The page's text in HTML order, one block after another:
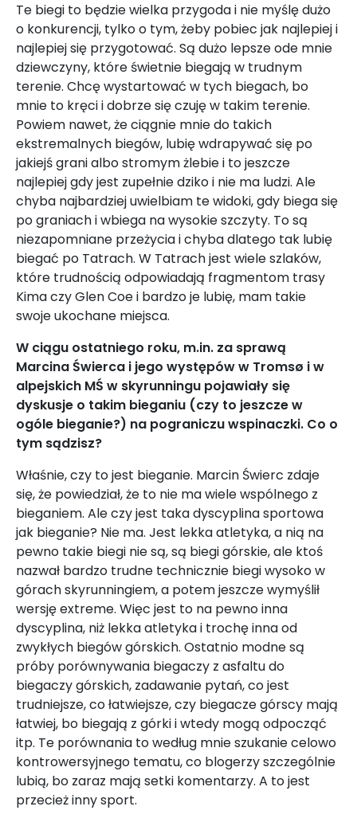
Te biegi to będzie wielka przygoda i nie myślę dużo
o konkurencji, tylko o tym, żeby pobiec jak najlepiej i
najlepiej się przygotować. Są dużo lepsze ode mnie
dziewczyny, które świetnie biegają w trudnym
terenie. Chcę wystartować w tych biegach, bo
mnie to kręci i dobrze się czuję w takim terenie.
Powiem nawet, że ciągnie mnie do takich
ekstremalnych biegów, lubię wdrapywać się po
jakiejś grani albo stromym żlebie i to jeszcze
najlepiej gdy jest zupełnie dziko i nie ma ludzi. Ale
chyba najbardziej uwielbiam te widoki, gdy biega się
po graniach i wbiega na wysokie szczyty. To są
niezapomniane przeżycia i chyba dlatego tak lubię
biegać po Tatrach. W Tatrach jest wiele szlaków,
które trudnością odpowiadają fragmentom trasy
Kima czy Glen Coe i bardzo je lubię, mam takie
swoje ukochane miejsca.
W ciągu ostatniego roku, m.in. za sprawą
Marcina Świerca i jego występów w Tromsø i w
alpejskich MŚ w skyrunningu pojawiały się
dyskusje o takim bieganiu (czy to jeszcze w
ogóle bieganie?) na pograniczu wspinaczki. Co o
tym sądzisz?
Właśnie, czy to jest bieganie. Marcin Świerc zdaje
się, że powiedział, że to nie ma wiele wspólnego z
bieganiem. Ale czy jest taka dyscyplina sportowa
jak bieganie? Nie ma. Jest lekka atletyka, a nią na
pewno takie biegi nie są, są biegi górskie, ale ktoś
nazwał bardzo trudne technicznie biegi wysoko w
górach skyrunningiem, a potem jeszcze wymyślił
wersję extreme. Więc jest to na pewno inna
dyscyplina, niż lekka atletyka i trochę inna od
zwykłych biegów górskich. Ostatnio modne są
próby porównywania biegaczy z asfaltu do
biegaczy górskich, zadawanie pytań, co jest
trudniejsze, co łatwiejsze, czy biegacze górscy mają
łatwiej, bo biegają z górki i wtedy mogą odpocząć
itp. Te porównania to według mnie szukanie celowo
kontrowersyjnego tematu, co blogerzy szczególnie
lubią, bo zaraz mają setki komentarzy. A to jest
przecież inny sport.